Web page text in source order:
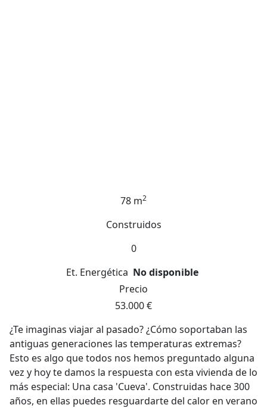
78 m2
Construidos
0
Et. Energética No disponible
Precio
53.000 €
¿Te imaginas viajar al pasado? ¿Cómo soportaban las
antiguas generaciones las temperaturas extremas?
Esto es algo que todos nos hemos preguntado alguna
vez y hoy te damos la respuesta con esta vivienda de lo
más especial: Una casa 'Cueva'. Construidas hace 300
años, en ellas puedes resguardarte del calor en verano